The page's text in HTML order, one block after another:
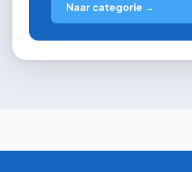
Naar categorie →